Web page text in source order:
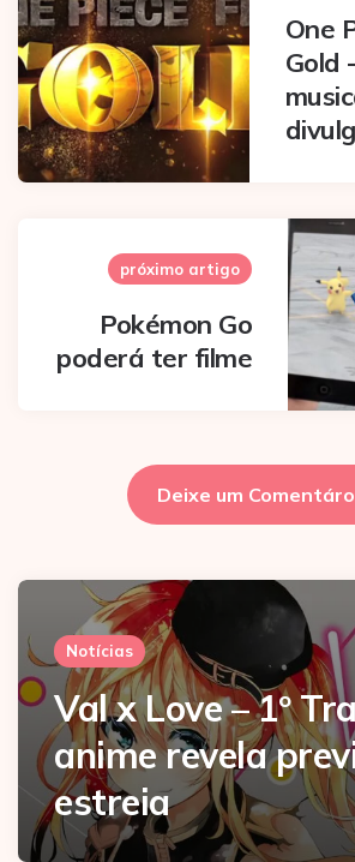
One
Gold
próximo artigo
Pokémon Go
poderá ter filme
Deixe um Comentáro
Notícias
Val x Love – 1º
anime revela
estreia